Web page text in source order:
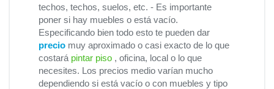
techos, techos, suelos, etc. - Es importante
poner si hay muebles o está vacío.
Especificando bien todo esto te pueden dar
precio muy aproximado o casi exacto de lo que
costará pintar piso , oficina, local o lo que
necesites. Los precios medio varían mucho
dependiendo si está vacío o con muebles y tipo